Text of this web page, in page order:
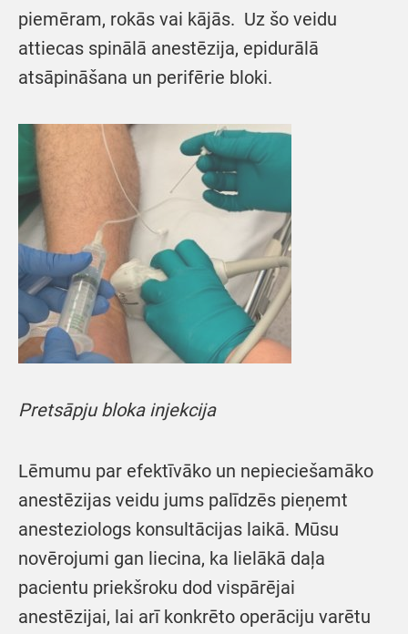
piemēram, rokās vai kājās. Uz šo veidu
attiecas spinālā anestēzija, epidurālā
atsāpināšana un perifērie bloki.
Pretsāpju bloka injekcija
Lēmumu par efektīvāko un nepieciešamāko
anestēzijas veidu jums palīdzēs pieņemt
anesteziologs konsultācijas laikā. Mūsu
novērojumi gan liecina, ka lielākā daļa
pacientu priekšroku dod vispārējai
anestēzijai, lai arī konkrēto operāciju varētu